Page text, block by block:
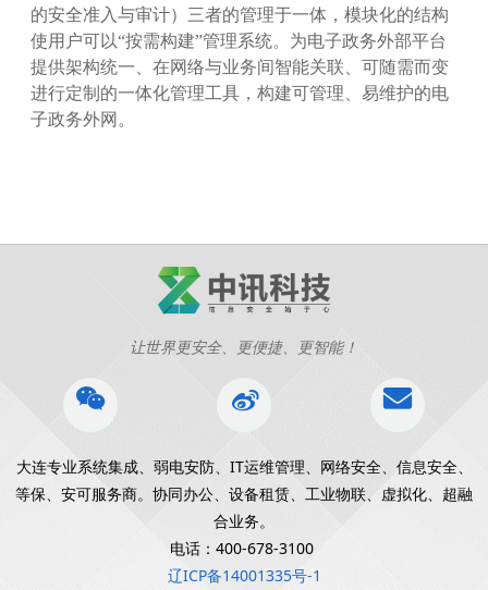
的安全准入与审计）三者的管理于一体，模块化的结构
使用户可以“按需构建”管理系统。为电子政务外部平台
提供架构统一、在网络与业务间智能关联、可随需而变
进行定制的一体化管理工具，构建可管理、易维护的电
子政务外网。
让世界更安全、更便捷、更智能！
大连专业系统集成、弱电安防、IT运维管理、网络安全、信息安全、
等保、安可服务商。协同办公、设备租赁、工业物联、虚拟化、超融
合业务。
电话：400-678-3100
辽ICP备14001335号-1